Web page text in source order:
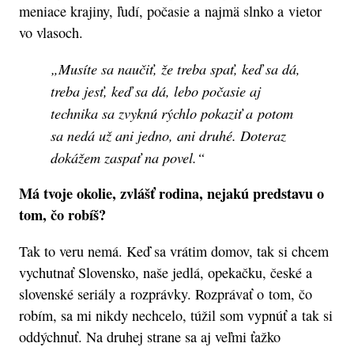
meniace krajiny, ľudí, počasie a najmä slnko a vietor
vo vlasoch.
„Musíte sa naučiť, že treba spať, keď sa dá,
treba jesť, keď sa dá, lebo počasie aj
technika sa zvyknú rýchlo pokaziť a potom
sa nedá už ani jedno, ani druhé. Doteraz
dokážem zaspať na povel.“
Má tvoje okolie, zvlášť rodina, nejakú predstavu o
tom, čo robíš?
Tak to veru nemá. Keď sa vrátim domov, tak si chcem
vychutnať Slovensko, naše jedlá, opekačku, české a
slovenské seriály a rozprávky. Rozprávať o tom, čo
robím, sa mi nikdy nechcelo, túžil som vypnúť a tak si
oddýchnuť. Na druhej strane sa aj veľmi ťažko